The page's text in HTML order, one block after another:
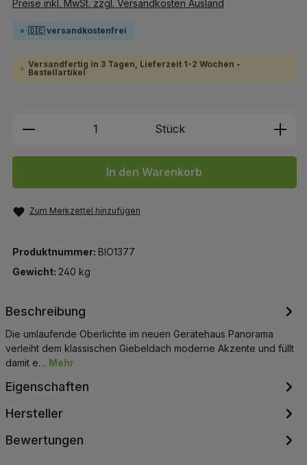
Preise inkl. MwSt. zzgl. Versandkosten Ausland
🇩🇪 versandkostenfrei
Versandfertig in 3 Tagen, Lieferzeit 1-2 Wochen -
Bestellartikel
Produkt Anzahl: Gib den
Stück
In den Warenkorb
Zum Merkzettel hinzufügen
Produktnummer: BIO1377
Gewicht: 240 kg
Beschreibung
Die umlaufende Oberlichte im neuen Gerätehaus Panorama
verleiht dem klassischen Giebeldach moderne Akzente und füllt
damit e… Mehr
Eigenschaften
Hersteller
Bewertungen